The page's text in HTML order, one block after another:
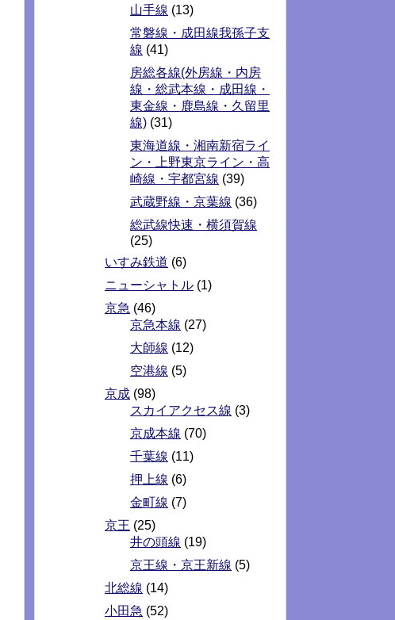
山手線 (13)
常磐線・成田線我孫子支
線 (41)
房総各線(外房線・内房
線・総武本線・成田線・
東金線・鹿島線・久留里
線) (31)
東海道線・湘南新宿ライ
ン・上野東京ライン・高
崎線・宇都宮線 (39)
武蔵野線・京葉線 (36)
総武線快速・横須賀線
(25)
いすみ鉄道 (6)
ニューシャトル (1)
京急 (46)
京急本線 (27)
大師線 (12)
空港線 (5)
京成 (98)
スカイアクセス線 (3)
京成本線 (70)
千葉線 (11)
押上線 (6)
金町線 (7)
京王 (25)
井の頭線 (19)
京王線・京王新線 (5)
北総線 (14)
小田急 (52)